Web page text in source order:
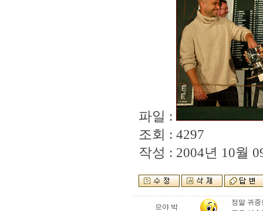
파일 :
조회 : 4297
작성 : 2004년 10월
모야 박
정말 귀